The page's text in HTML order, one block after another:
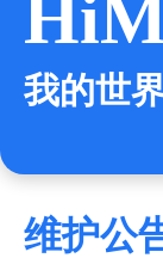
我的世
维护公